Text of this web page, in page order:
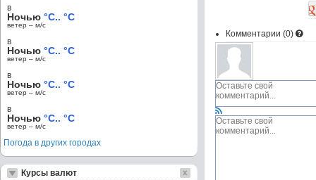
Комментарии (0)
в
Ночью °C.. °C
ветер – м/c
в
Ночью °C.. °C
ветер – м/c
в
Ночью °C.. °C
ветер – м/c
в
Ночью °C.. °C
ветер – м/c
Погода в других городах
Курсы валют